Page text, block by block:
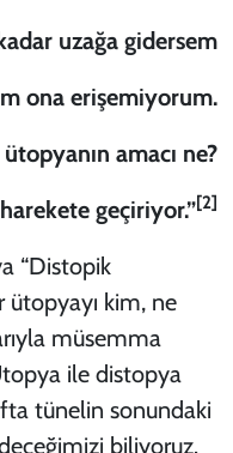
uzağa gidersem
ona erişemiyorum.
amacı ne?
geçiriyor.”[2]
“Distopik
ütopyayı kim, ne
müsemma
ile distopya
tünelin sonundaki
biliyoruz.